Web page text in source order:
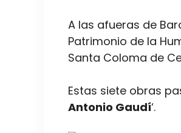
A las afueras de
Patrimonio de la
Santa Coloma de
Estas siete obras
Antonio Gaudí‘.